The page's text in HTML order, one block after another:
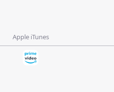
Apple iTunes